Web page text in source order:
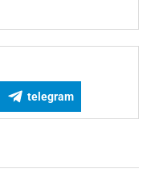
telegram